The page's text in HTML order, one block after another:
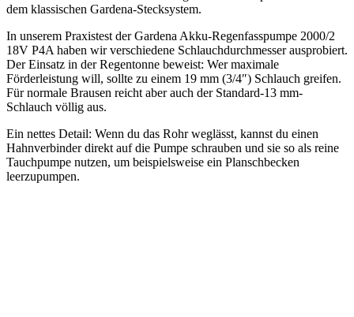
dem klassischen Gardena-Stecksystem.
In unserem Praxistest der Gardena Akku-Regenfasspumpe 2000/2
18V P4A haben wir verschiedene Schlauchdurchmesser ausprobiert.
Der Einsatz in der Regentonne beweist: Wer maximale
Förderleistung will, sollte zu einem 19 mm (3/4″) Schlauch greifen.
Für normale Brausen reicht aber auch der Standard-13 mm-
Schlauch völlig aus.
Ein nettes Detail: Wenn du das Rohr weglässt, kannst du einen
Hahnverbinder direkt auf die Pumpe schrauben und sie so als reine
Tauchpumpe nutzen, um beispielsweise ein Planschbecken
leerzupumpen.